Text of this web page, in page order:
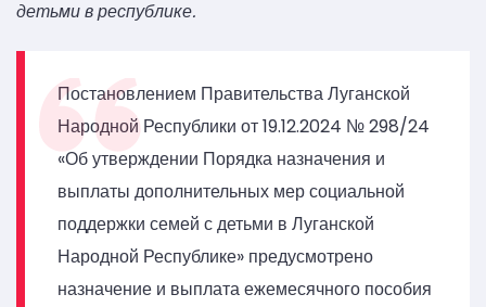
детьми в республике.
Постановлением Правительства Луганской
Народной Республики от 19.12.2024 № 298/24
«Об утверждении Порядка назначения и
выплаты дополнительных мер социальной
поддержки семей с детьми в Луганской
Народной Республике» предусмотрено
назначение и выплата ежемесячного пособия